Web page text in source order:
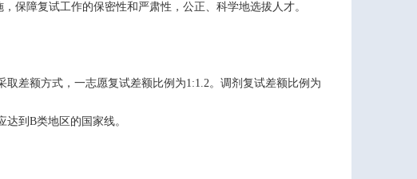
保障复试工作的保密性和严肃性，公正、科学地选拔人才。
取差额方式，一志愿复试差额比例为1:1.2。调剂复试差额比例为
达到 B类地区的国家线。